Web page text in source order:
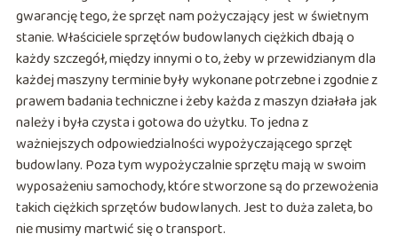
gwarancję tego, że sprzęt nam pożyczający jest w świetnym
stanie. Właściciele sprzętów budowlanych ciężkich dbają o
każdy szczegół, między innymi o to, żeby w przewidzianym dla
każdej maszyny terminie były wykonane potrzebne i zgodnie z
prawem badania techniczne i żeby każda z maszyn działała jak
należy i była czysta i gotowa do użytku. To jedna z
ważniejszych odpowiedzialności wypożyczającego sprzęt
budowlany. Poza tym wypożyczalnie sprzętu mają w swoim
wyposażeniu samochody, które stworzone są do przewożenia
takich ciężkich sprzętów budowlanych. Jest to duża zaleta, bo
nie musimy martwić się o transport.